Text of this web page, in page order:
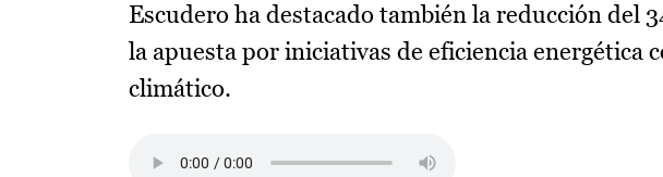
Escudero ha destacado también la reducción del
la apuesta por iniciativas de eficiencia energética
climático.